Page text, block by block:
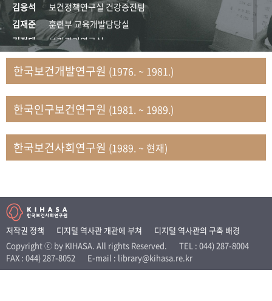
50+1주년 기념
성과 50선 숫자로 보는 50년
세계와 함께 한 KIHASA
VR 역사관
김응석
보건정책연구실 건강증진팀
김재준
훈련부 교육개발담당실
김정태
보건관리연구실
김지자
연구부 사회개발담당실
김태룡
조사평가부 연구과
문현상
가족복지연구실 인구가족연구팀
박인화
보건정책연구실
박재빈
연구부 인구역학담당실
변종화
보건정책연구실 건강증진팀
송건용
보건정책연구실
송태민
정보통계연구실 빅데이터연구센터
신희설
사업개발부 국제협력연구실
이규식
의료보험연구실
이문기
훈련부
한국보건개발연구원 (1976. ~ 1981.)
한국인구보건연구원 (1981. ~ 1989.)
한국보건사회연구원 (1989. ~ 현재)
저작권 정책 디지털 역사관 개관에 부쳐
디지털 역사관의 구축 배경
Copyright ⓒ by KIHASA. All rights Reserved.
TEL : 044) 287-8004
FAX : 044) 287-8052
E-mail : library@kihasa.re.kr